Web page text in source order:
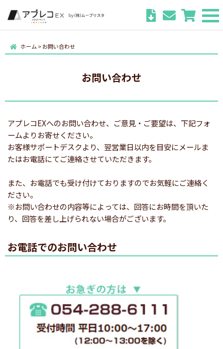
ホーム >お問い合わせ
お問い合わせ
アプレコEXへのお問い合わせ、ご意見・ご要望は、下記フォ
ームよりお寄せください。
お客様サポートデスクより、翌営業日以内を目安にメールま
たはお電話にてご連絡させていただきます。
また、お電話でも受け付けておりますのでお気軽にご連絡く
ださい。
※お問い合わせの内容等によっては、回答にお時間を頂いた
り、回答を差し上げられない場合がございます。
お電話でのお問い合わせ